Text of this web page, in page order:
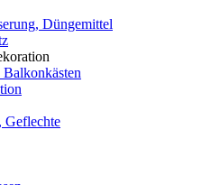
Düngemittel
Geflechte